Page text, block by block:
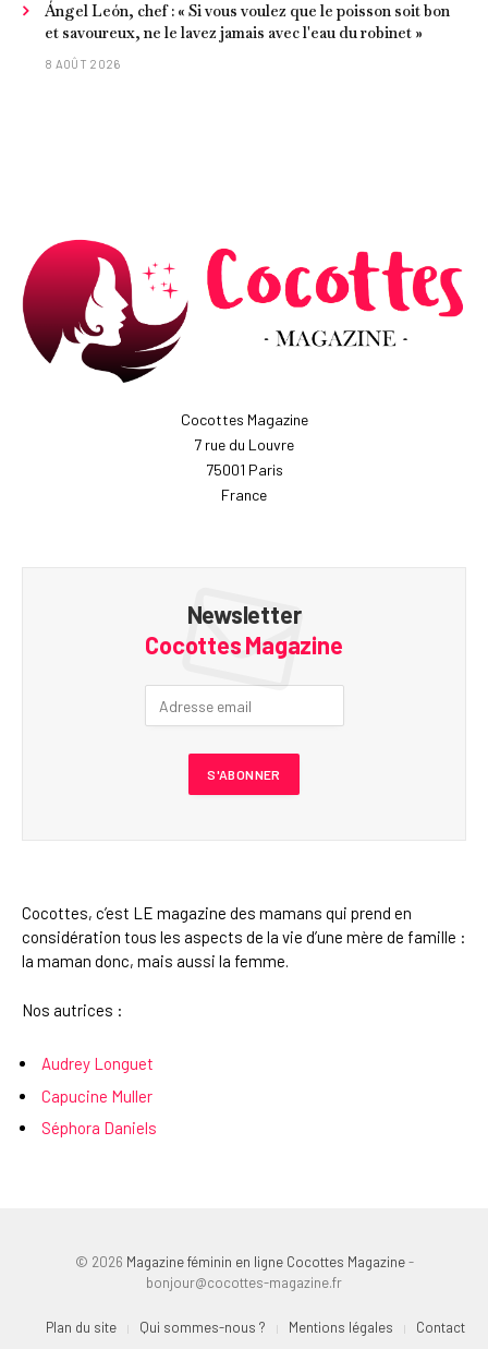
Ángel León, chef : « Si vous voulez que le poisson soit bon
et savoureux, ne le lavez jamais avec l'eau du robinet »
8 AOÛT 2026
Cocottes Magazine
7 rue du Louvre
75001 Paris
France
Newsletter
Cocottes Magazine
Cocottes, c’est LE magazine des mamans qui prend en
considération tous les aspects de la vie d’une mère de famille :
la maman donc, mais aussi la femme.
Nos autrices :
Audrey Longuet
Capucine Muller
Séphora Daniels
© 2026 Magazine féminin en ligne Cocottes Magazine-
bonjour@cocottes-magazine.fr
Plan du site Qui sommes-nous ? Mentions légales Contact